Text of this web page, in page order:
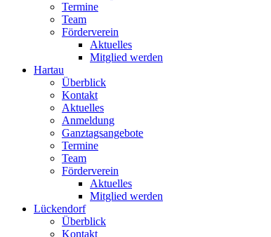
Termine
Team
Förderverein
Aktuelles
Mitglied werden
Hartau
Überblick
Kontakt
Aktuelles
Anmeldung
Ganztagsangebote
Termine
Team
Förderverein
Aktuelles
Mitglied werden
Lückendorf
Überblick
Kontakt